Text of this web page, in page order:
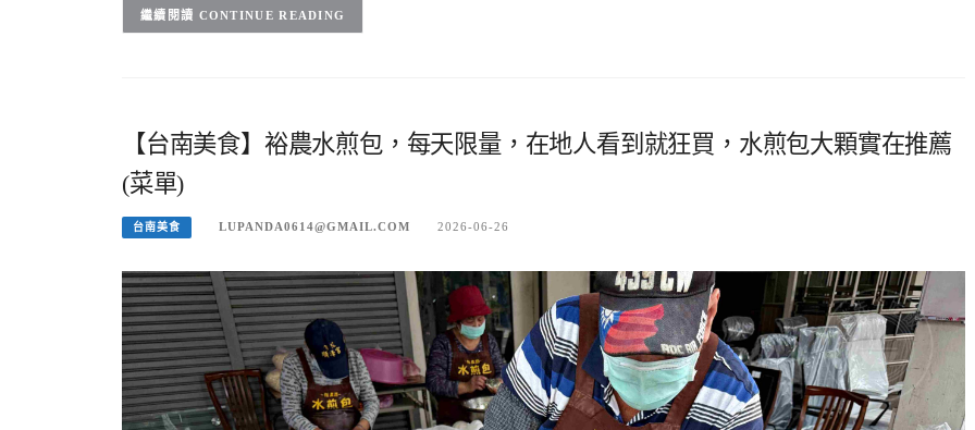
CONTINUE READING
【台南美食】裕農水煎包，每天限量，在地人看到就狂買，水煎包大顆實在推薦
(菜單)
台南美食 LUPANDA0614@GMAIL.COM 2026-06-26